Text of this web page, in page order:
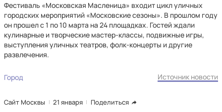
Фестиваль «Московская Масленица» входит цикл уличных
городских мероприятий «Московские сезоны». В прошлом году
он прошел с 1 по 10 марта на 24 площадках. Гостей ждали
кулинарные и творческие мастер-классы, подвижные игры,
выступления уличных театров, фолк-концерты и другие
развлечения.
Город Источник новости
Сайт Москвы 21 января Поделиться